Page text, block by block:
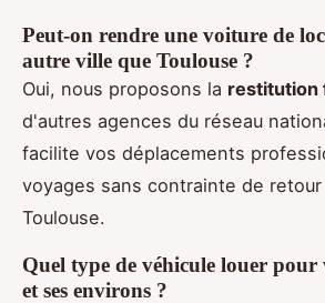
Peut-on rendre une voiture de
autre ville que Toulouse ?
Oui, nous proposons la restitution
d'autres agences du réseau
facilite vos déplacements
voyages sans contrainte de
Toulouse.
Quel type de véhicule louer pour
et ses environs ?